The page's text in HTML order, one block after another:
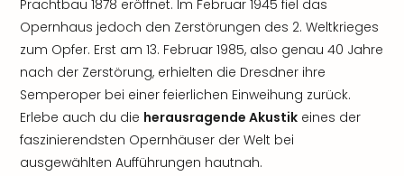
Prachtbau 1878 eröffnet. Im Februar 1945 fiel das
Opernhaus jedoch den Zerstörungen des 2. Weltkrieges
zum Opfer. Erst am 13. Februar 1985, also genau 40 Jahre
nach der Zerstörung, erhielten die Dresdner ihre
Semperoper bei einer feierlichen Einweihung zurück.
Erlebe auch du die herausragende Akustik eines der
faszinierendsten Opernhäuser der Welt bei
ausgewählten Aufführungen hautnah.